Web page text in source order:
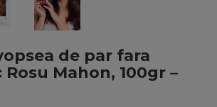
de par fara
Mahon, 100gr –